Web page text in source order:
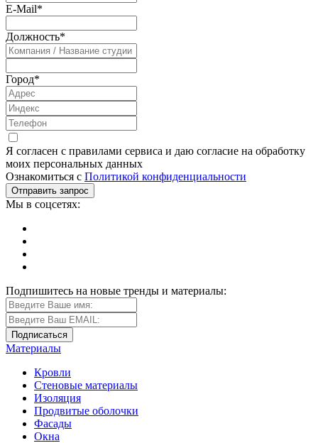
E-Mail*
Должность*
Город*
Я согласен с правилами сервиса и даю согласие на обработку
моих персональных данных
Ознакомиться с Политикой конфиденциальности
Мы в соцсетях:
Подпишитесь на новые тренды и материалы:
Материалы
Кровли
Стеновые материалы
Изоляция
Продвитые оболочки
Фасады
Окна